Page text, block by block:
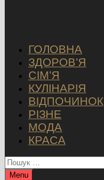
ГОЛОВНА
ЗДОРОВ’Я
СІМ’Я
КУЛІНАРІЯ
ВІДПОЧИНОК
РІЗНЕ
МОДА
КРАСА
Пошук:
Menu